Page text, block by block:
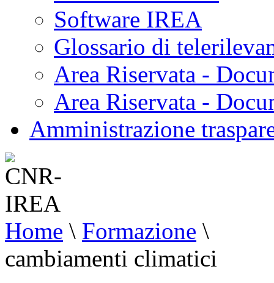
Software IREA
Glossario di
Area Riservata -
Area Riservata -
Amministrazione
Home \ Formazione \
cambiamenti climatici